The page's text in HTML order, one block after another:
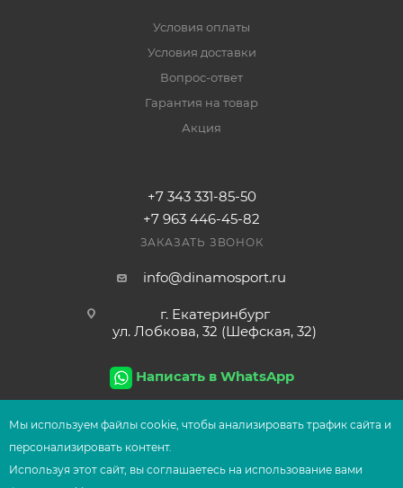
В КОРЗИНУ
Условия оплаты
Условия доставки
Вопрос-ответ
Гарантия на товар
Акция
+7 343 331-85-50
+7 963 446-45-82
ЗАКАЗАТЬ ЗВОНОК
info@dinamosport.ru
г. Екатеринбург
ул. Лобкова, 32 (Шефская, 32)
Написать в WhatsApp
2026© Сеть магазинов UFOsport
Мы используем файлы сооkіе, чтобы анализировать трафик сайта и
персонализировать контент.
Используя этот сайт, вы соглашаетесь на использование вами